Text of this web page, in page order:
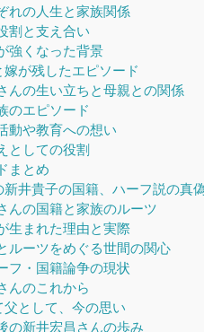
れの人生と家族関係
割と支え合い
強くなった背景
が残したエピソード
んの生い立ちと母親との関係
のエピソード
動や教育への想い
としての役割
まとめ
井貴子の国籍、ハーフ説の真
んの国籍と家族のルーツ
生まれた理由と実際
ルーツをめぐる世間の関心
フ・国籍論争の現状
んのこれから
として、今の思い
の新井宏昌さんの歩み